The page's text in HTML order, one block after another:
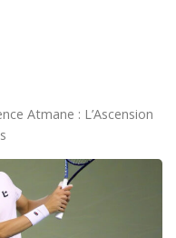
Atmane : L’Ascension